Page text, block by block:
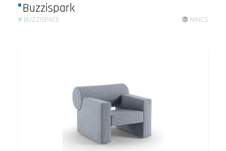
Buzzispark
# BUZZISPACE NINCS